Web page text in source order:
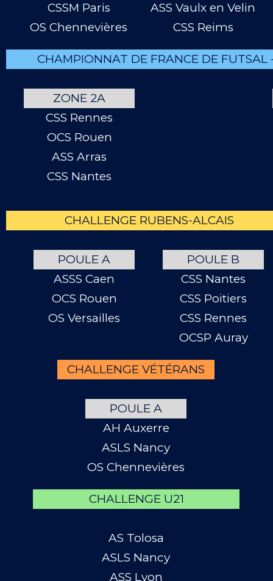
CSSM Paris
ASS Vaulx en Velin
OS Chennevières
CSS Reims
CHAMPIONNAT DE FRANCE DE
ZONE 2A
CSS Rennes
OCS Rouen
ASS Arras
CSS Nantes
CHALLENGE RUBENS-ALCAIS
POULE A
POULE B
ASSS Caen
CSS Nantes
OCS Rouen
CSS Poitiers
OS Versailles
CSS Rennes
OCSP Auray
CHALLENGE VÉTÉRANS
POULE A
AH Auxerre
ASLS Nancy
OS Chennevières
CHALLENGE U21
AS Tolosa
ASLS Nancy
ASS Lyon